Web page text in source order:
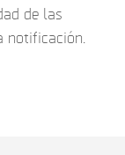
de las
notificación.